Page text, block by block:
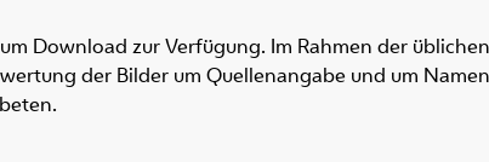
Download zur Verfügung. Im Rahmen der
der Bilder um Quellenangabe und um